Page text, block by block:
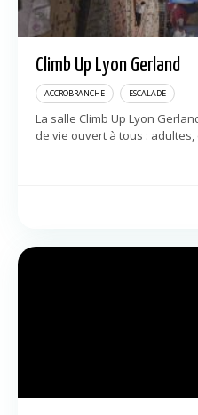
Climb Up Lyon Gerland
ACCROBRANCHE ESCALADE
La salle Climb Up Lyon
de vie ouvert à tous :